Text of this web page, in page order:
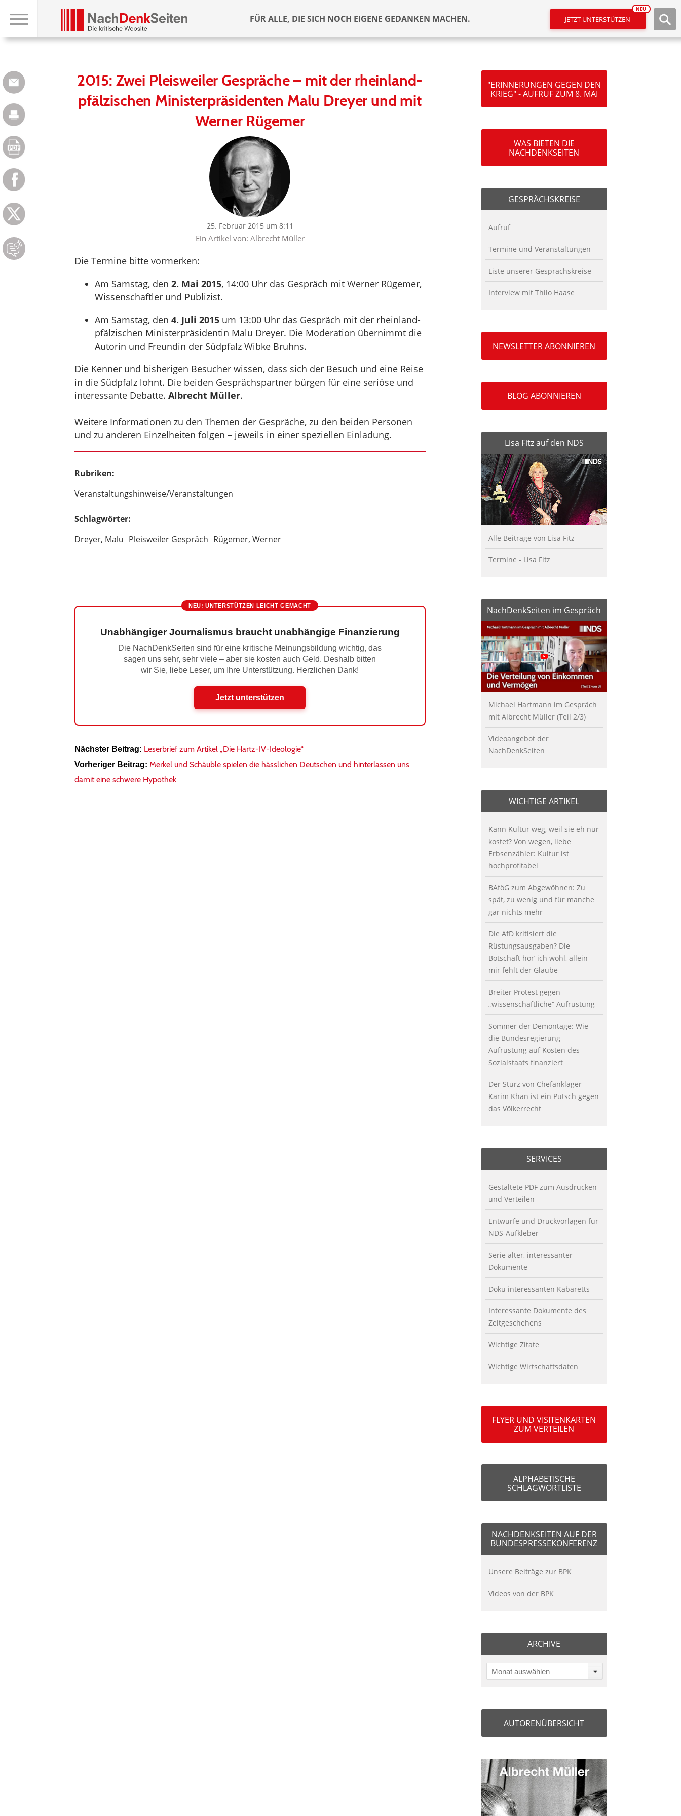
FÜR ALLE, DIE SICH NOCH EIGENE GEDANKEN MACHEN. JETZT UNTERSTÜTZEN
NEU
2015: Zwei Pleisweiler Gespräche – mit der rheinland-
pfälzischen Ministerpräsidenten Malu Dreyer und mit
Werner Rügemer
25. Februar 2015 um 8:11
Ein Artikel von: Albrecht Müller
Die Termine bitte vormerken:
Am Samstag, den 2. Mai 2015, 14:00 Uhr das Gespräch mit Werner Rügemer,
Wissenschaftler und Publizist.
Am Samstag, den 4. Juli 2015um 13:00 Uhr das Gespräch mit der rheinland-
pfälzischen Ministerpräsidentin Malu Dreyer. Die Moderation übernimmt die
Autorin und Freundin der Südpfalz Wibke Bruhns.
Die Kenner und bisherigen Besucher wissen, dass sich der Besuch und eine Reise
in die Südpfalz lohnt. Die beiden Gesprächspartner bürgen für eine seriöse und
interessante Debatte. Albrecht Müller.
Weitere Informationen zu den Themen der Gespräche, zu den beiden Personen
und zu anderen Einzelheiten folgen – jeweils in einer speziellen Einladung.
Rubriken:
Veranstaltungshinweise/Veranstaltungen
Schlagwörter:
Dreyer, Malu Pleisweiler Gespräch Rügemer, Werner
NEU: UNTERSTÜTZEN LEICHT GEMACHT
Unabhängiger Journalismus braucht unabhängige Finanzierung
Die NachDenkSeiten sind für eine kritische Meinungsbildung wichtig, das
sagen uns sehr, sehr viele – aber sie kosten auch Geld. Deshalb bitten
wir Sie, liebe Leser, um Ihre Unterstützung. Herzlichen Dank!
Jetzt unterstützen
Nächster Beitrag: Leserbrief zum Artikel „Die Hartz-IV-Ideologie“
Vorheriger Beitrag: Merkel und Schäuble spielen die hässlichen Deutschen und hinterlassen uns
damit eine schwere Hypothek
"ERINNERUNGEN GEGEN DEN
KRIEG" - AUFRUF ZUM 8. MAI
WAS BIETEN DIE
NACHDENKSEITEN
GESPRÄCHSKREISE
Aufruf
Termine und Veranstaltungen
Liste unserer Gesprächskreise
Interview mit Thilo Haase
NEWSLETTER ABONNIEREN
BLOG ABONNIEREN
Lisa Fitz auf den NDS
Alle Beiträge von Lisa Fitz
Termine - Lisa Fitz
NachDenkSeiten im Gespräch
Michael Hartmann im Gespräch
mit Albrecht Müller (Teil 2/3)
Videoangebot der
NachDenkSeiten
WICHTIGE ARTIKEL
Kann Kultur weg, weil sie eh nur
kostet? Von wegen, liebe
Erbsenzähler: Kultur ist
hochprofitabel
BAföG zum Abgewöhnen: Zu
spät, zu wenig und für manche
gar nichts mehr
Die AfD kritisiert die
Rüstungsausgaben? Die
Botschaft hör’ ich wohl, allein
mir fehlt der Glaube
Breiter Protest gegen
„wissenschaftliche“ Aufrüstung
Sommer der Demontage: Wie
die Bundesregierung
Aufrüstung auf Kosten des
Sozialstaats finanziert
Der Sturz von Chefankläger
Karim Khan ist ein Putsch gegen
das Völkerrecht
SERVICES
Gestaltete PDF zum Ausdrucken
und Verteilen
Entwürfe und Druckvorlagen für
NDS-Aufkleber
Serie alter, interessanter
Dokumente
Doku interessanten Kabaretts
Interessante Dokumente des
Zeitgeschehens
Wichtige Zitate
Wichtige Wirtschaftsdaten
FLYER UND VISITENKARTEN
ZUM VERTEILEN
ALPHABETISCHE
SCHLAGWORTLISTE
NACHDENKSEITEN AUF DER
BUNDESPRESSEKONFERENZ
Unsere Beiträge zur BPK
Videos von der BPK
ARCHIVE
Monat auswählen
AUTORENÜBERSICHT